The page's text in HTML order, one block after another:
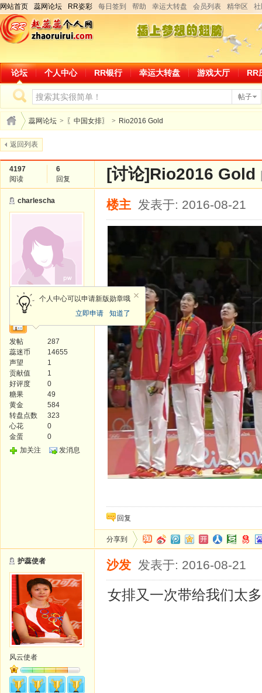
网站首页 蕊网论坛 RR姿彩 每日签到 帮助 幸运大转盘 会员列表 精华区
论坛 个人中心 RR银行 幸运大转盘 游戏大厅 RR
帖子
蕊网论坛 > 〖中国女排〗 > Rio2016 Gold
返回列表
4197
阅读
6
回复
[讨论]Rio2016 Gold
charlescha
风云使者
个人中心可以申请新版勋章哦
立即申请
知道了
发帖
287
蕊迷币
14655
声望
1
贡献值
1
好评度
0
糖果
49
黄金
584
转盘点数
323
心花
0
金蛋
0
加关注
发消息
楼主 发表于: 2016-08-21
回复
分享到
护蕊使者
风云使者
沙发 发表于: 2016-08-21
女排又一次带给我们太